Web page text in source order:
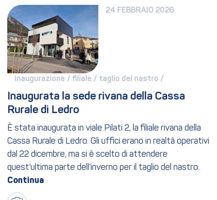
24 FEBBRAIO 2026
inaugurazione / filiale / taglio del nastro /
Inaugurata la sede rivana della Cassa
Rurale di Ledro
È stata inaugurata in viale Pilati 2, la filiale rivana della
Cassa Rurale di Ledro. Gli uffici erano in realtà operativi
dal 22 dicembre, ma si è scelto di attendere
quest’ultima parte dell’inverno per il taglio del nastro.